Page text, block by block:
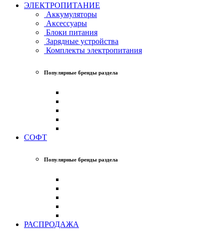
ЭЛЕКТРОПИТАНИЕ
Аккумуляторы
Аксессуары
Блоки питания
Зарядные устройства
Комплекты электропитания
Популярные бренды раздела
СОФТ
Популярные бренды раздела
РАСПРОДАЖА